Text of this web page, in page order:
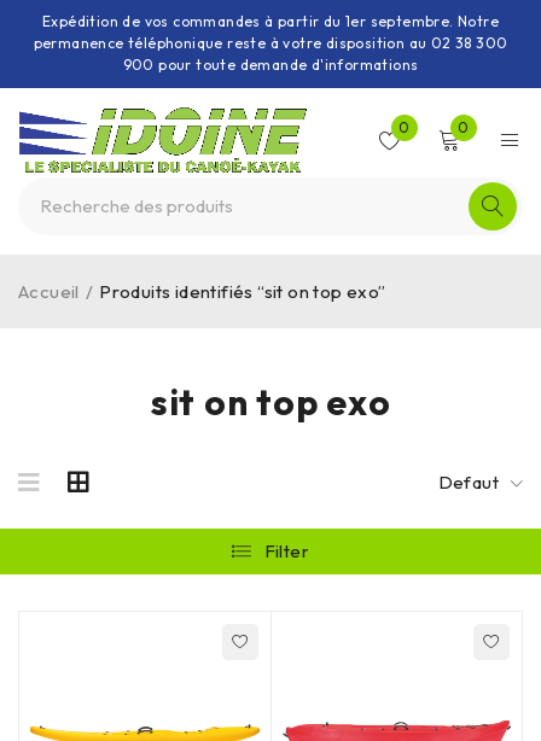
Expédition de vos commandes à partir du 1er septembre. Notre
permanence téléphonique reste à votre disposition au 02 38 300
900 pour toute demande d'informations
0 0
sit on top exo
Accueil / Produits identifiés “sit on top exo”
Defaut
Filter